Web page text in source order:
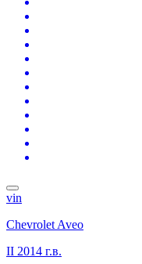
vin
Chevrolet Aveo
II 2014 г.в.